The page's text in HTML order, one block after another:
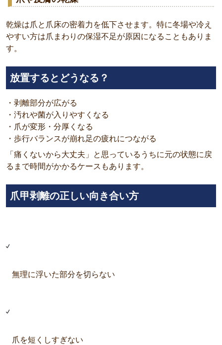
乾燥は爪と爪床の密着力を低下させます。特に冬場や冷え
やすい方は爪まわりの保湿不足が原因になることもありま
す。
放置するとどうなる？
・剥離部分が広がる
・汚れや菌が入りやすくなる
・爪が変形・分厚くなる
・歩行バランスが崩れ足の疲れにつながる
「痛くないから大丈夫」と思っているうちに元の状態に戻
るまで時間がかかるケースもあります。
爪甲剥離の正しい向き合い方
無理に浮いた部分を切らない
爪を短くしすぎない